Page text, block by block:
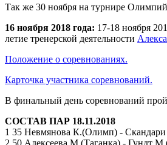
Так же 30 ноября на турнире
16 ноября 2018 года: 17-18 ноября
летие тренерской деятельности
Положение о соревнованиях.
Карточка участника соревнований.
В финальный день соревнований
СОСТАВ ПАР 18.11.2018
1 35 Невмянова К.(Олимп) -
2 50 Алексеева М.(Таганка) - Гундт